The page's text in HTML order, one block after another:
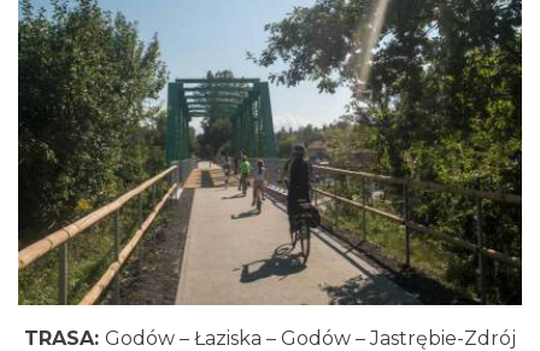
TRASA: Godów – Łaziska – Godów – Jastrębie-Zdrój